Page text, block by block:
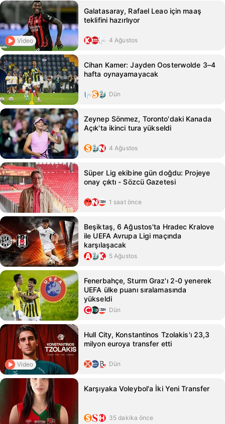
Video
Galatasaray, Rafael Leao için maaş
teklifini hazırlıyor
4 Ağustos
Cihan Kamer: Jayden Oosterwolde 3–4
hafta oynayamayacak
Dün
Zeynep Sönmez, Toronto'daki Kanada
Açık'ta ikinci tura yükseldi
4 Ağustos
Süper Lig ekibine gün doğdu: Projeye
onay çıktı - Sözcü Gazetesi
1 saat önce
Beşiktaş, 6 Ağustos'ta Hradec Kralove
ile UEFA Avrupa Ligi maçında
karşılaşacak
5 Ağustos
Fenerbahçe, Sturm Graz'ı 2-0 yenerek
UEFA ülke puanı sıralamasında
yükseldi
Dün
Video
Hull City, Konstantinos Tzolakis'ı 23,3
milyon euroya transfer etti
Dün
Karşıyaka Voleybol'a İki Yeni Transfer
35 dakika önce